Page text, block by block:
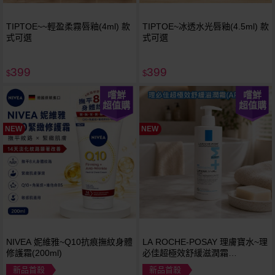
TIPTOE~~輕盈柔霧唇釉(4ml) 款
式可選
$399
TIPTOE~冰透水光唇釉(4.5ml) 款
式可選
$399
NEW
嚐鮮
超值購
NIVEA 妮維雅~Q10抗痕撫紋身體
修護霜(200ml)
新品首殺
NEW
嚐鮮
超值購
LA ROCHE-POSAY 理膚寶水~理
必佳超極效舒緩滋潤霜
(AP+Max)400ml
新品首殺